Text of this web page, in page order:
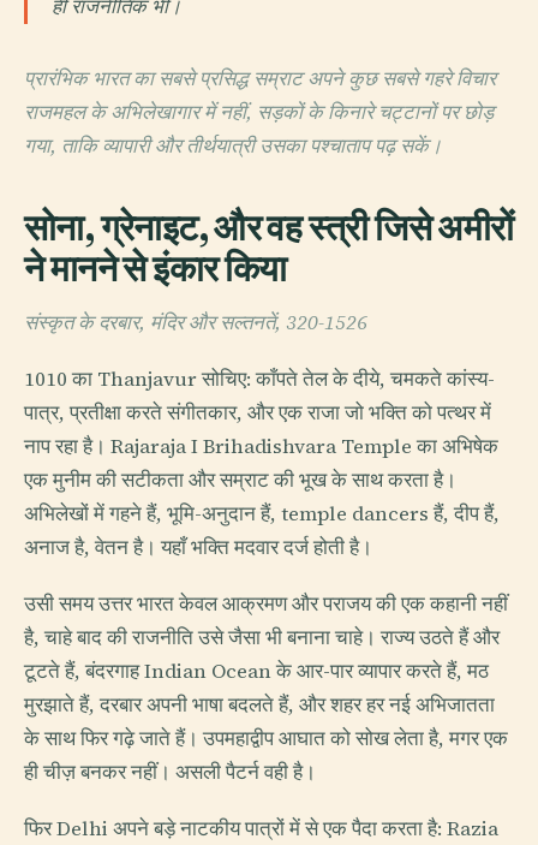
ही राजनीतिक भी।
प्रारंभिक भारत का सबसे प्रसिद्ध सम्राट अपने कुछ सबसे गहरे विचार
राजमहल के अभिलेखागार में नहीं, सड़कों के किनारे चट्टानों पर छोड़
गया, ताकि व्यापारी और तीर्थयात्री उसका पश्चाताप पढ़ सकें।
सोना, ग्रेनाइट, और वह स्त्री जिसे अमीरों
ने मानने से इंकार किया
संस्कृत के दरबार, मंदिर और सल्तनतें, 320-1526
1010 का Thanjavur सोचिए: काँपते तेल के दीये, चमकते कांस्य-
पात्र, प्रतीक्षा करते संगीतकार, और एक राजा जो भक्ति को पत्थर में
नाप रहा है। Rajaraja I Brihadishvara Temple का अभिषेक
एक मुनीम की सटीकता और सम्राट की भूख के साथ करता है।
अभिलेखों में गहने हैं, भूमि-अनुदान हैं, temple dancers हैं, दीप हैं,
अनाज है, वेतन है। यहाँ भक्ति मदवार दर्ज होती है।
उसी समय उत्तर भारत केवल आक्रमण और पराजय की एक कहानी नहीं
है, चाहे बाद की राजनीति उसे जैसा भी बनाना चाहे। राज्य उठते हैं और
टूटते हैं, बंदरगाह Indian Ocean के आर-पार व्यापार करते हैं, मठ
मुरझाते हैं, दरबार अपनी भाषा बदलते हैं, और शहर हर नई अभिजातता
के साथ फिर गढ़े जाते हैं। उपमहाद्वीप आघात को सोख लेता है, मगर एक
ही चीज़ बनकर नहीं। असली पैटर्न वही है।
फिर Delhi अपने बड़े नाटकीय पात्रों में से एक पैदा करता है: Razia